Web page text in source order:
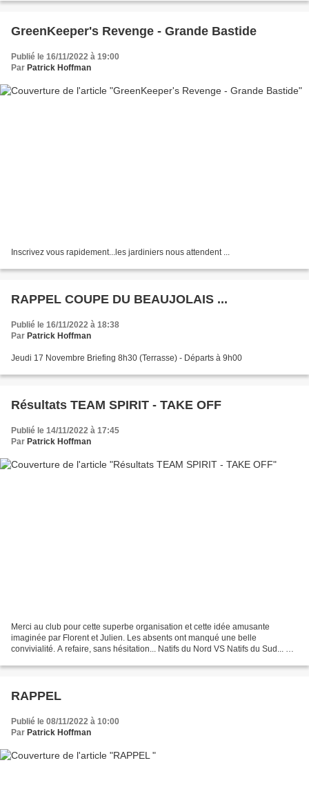
GreenKeeper's Revenge - Grande Bastide
Publié le 16/11/2022 à 19:00
Par Patrick Hoffman
Inscrivez vous rapidement...les jardiniers nous attendent ...
RAPPEL COUPE DU BEAUJOLAIS ...
Publié le 16/11/2022 à 18:38
Par Patrick Hoffman
Jeudi 17 Novembre Briefing 8h30 (Terrasse) - Départs à 9h00
Résultats TEAM SPIRIT - TAKE OFF
Publié le 14/11/2022 à 17:45
Par Patrick Hoffman
Merci au club pour cette superbe organisation et cette idée amusante
imaginée par Florent et Julien. Les absents ont manqué une belle
convivialité. A refaire, sans hésitation... Natifs du Nord VS Natifs du Sud... Le
RAPPEL
Publié le 08/11/2022 à 10:00
Par Patrick Hoffman